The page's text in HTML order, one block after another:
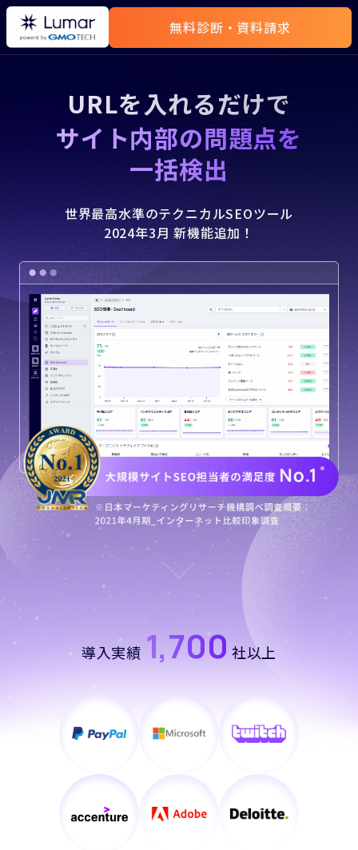
無料診断・資料請求
URLを入れるだけで
サイト内部の問題点を
一括検出
世界最高水準のテクニカルSEOツール
2024年3月 新機能追加！
導入実績 1,700 社以上